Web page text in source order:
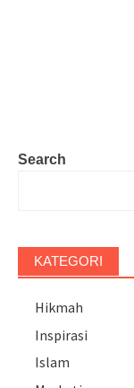
Search
KATEGORI
Hikmah
Inspirasi
Islam